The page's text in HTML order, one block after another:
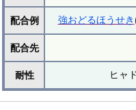
配合例 強おどるほうせき
配合先
耐性 ヒャ